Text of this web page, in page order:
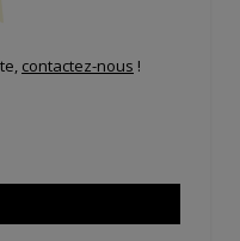
contactez-nous !